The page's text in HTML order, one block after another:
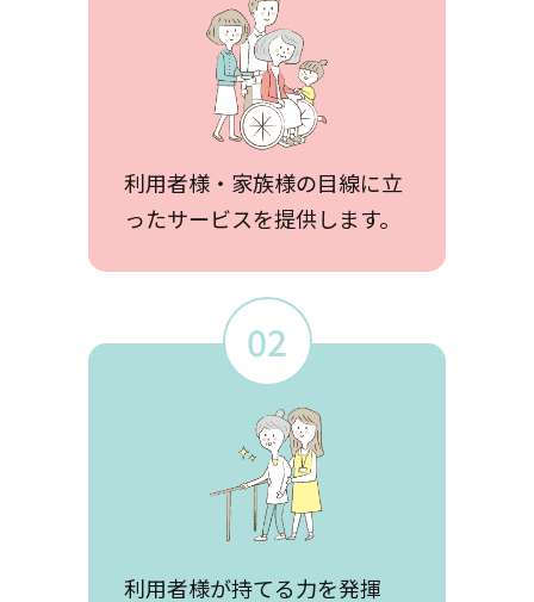
利用者様・家族様の目線に立
ったサービスを提供します。
02
利用者様が持てる力を発揮